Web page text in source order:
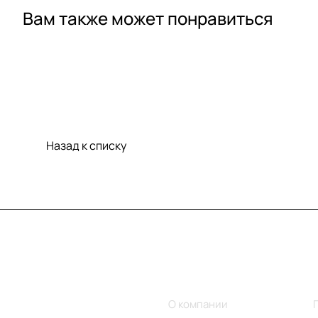
Вам также может понравиться
Назад к списку
О компании